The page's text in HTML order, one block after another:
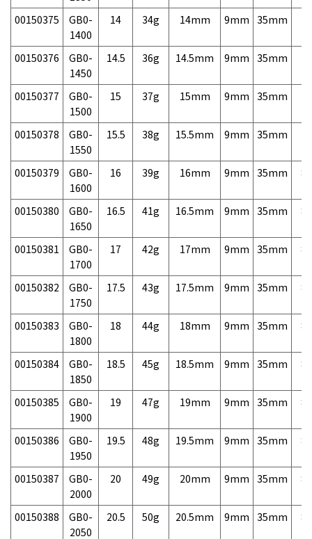
00150375
GB0-
1400
14 34g 14mm 9mm 35mm
00150376
GB0-
1450
14.5 36g 14.5mm 9mm 35mm
00150377
GB0-
1500
15 37g 15mm 9mm 35mm
00150378
GB0-
1550
15.5 38g 15.5mm 9mm 35mm
00150379
GB0-
1600
16 39g 16mm 9mm 35mm
00150380
GB0-
1650
16.5 41g 16.5mm 9mm 35mm
00150381
GB0-
1700
17 42g 17mm 9mm 35mm
00150382
GB0-
1750
17.5 43g 17.5mm 9mm 35mm
00150383
GB0-
1800
18 44g 18mm 9mm 35mm
00150384
GB0-
1850
18.5 45g 18.5mm 9mm 35mm
00150385
GB0-
1900
19 47g 19mm 9mm 35mm
00150386
GB0-
1950
19.5 48g 19.5mm 9mm 35mm
00150387
GB0-
2000
20 49g 20mm 9mm 35mm
00150388
GB0-
2050
20.5 50g 20.5mm 9mm 35mm